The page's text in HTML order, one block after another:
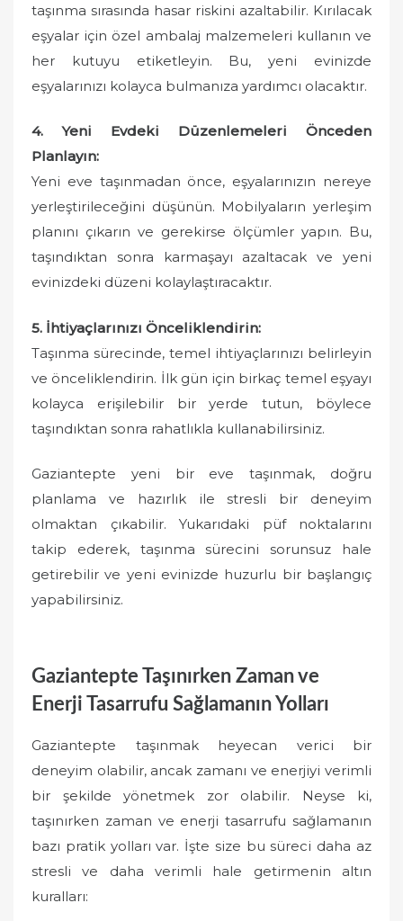
taşınma sırasında hasar riskini azaltabilir. Kırılacak
eşyalar için özel ambalaj malzemeleri kullanın ve
her kutuyu etiketleyin. Bu, yeni evinizde
eşyalarınızı kolayca bulmanıza yardımcı olacaktır.
4. Yeni Evdeki Düzenlemeleri Önceden
Planlayın:
Yeni eve taşınmadan önce, eşyalarınızın nereye
yerleştirileceğini düşünün. Mobilyaların yerleşim
planını çıkarın ve gerekirse ölçümler yapın. Bu,
taşındıktan sonra karmaşayı azaltacak ve yeni
evinizdeki düzeni kolaylaştıracaktır.
5. İhtiyaçlarınızı Önceliklendirin:
Taşınma sürecinde, temel ihtiyaçlarınızı belirleyin
ve önceliklendirin. İlk gün için birkaç temel eşyayı
kolayca erişilebilir bir yerde tutun, böylece
taşındıktan sonra rahatlıkla kullanabilirsiniz.
Gaziantepte yeni bir eve taşınmak, doğru
planlama ve hazırlık ile stresli bir deneyim
olmaktan çıkabilir. Yukarıdaki püf noktalarını
takip ederek, taşınma sürecini sorunsuz hale
getirebilir ve yeni evinizde huzurlu bir başlangıç
yapabilirsiniz.
Gaziantepte Taşınırken Zaman ve
Enerji Tasarrufu Sağlamanın Yolları
Gaziantepte taşınmak heyecan verici bir
deneyim olabilir, ancak zamanı ve enerjiyi verimli
bir şekilde yönetmek zor olabilir. Neyse ki,
taşınırken zaman ve enerji tasarrufu sağlamanın
bazı pratik yolları var. İşte size bu süreci daha az
stresli ve daha verimli hale getirmenin altın
kuralları: